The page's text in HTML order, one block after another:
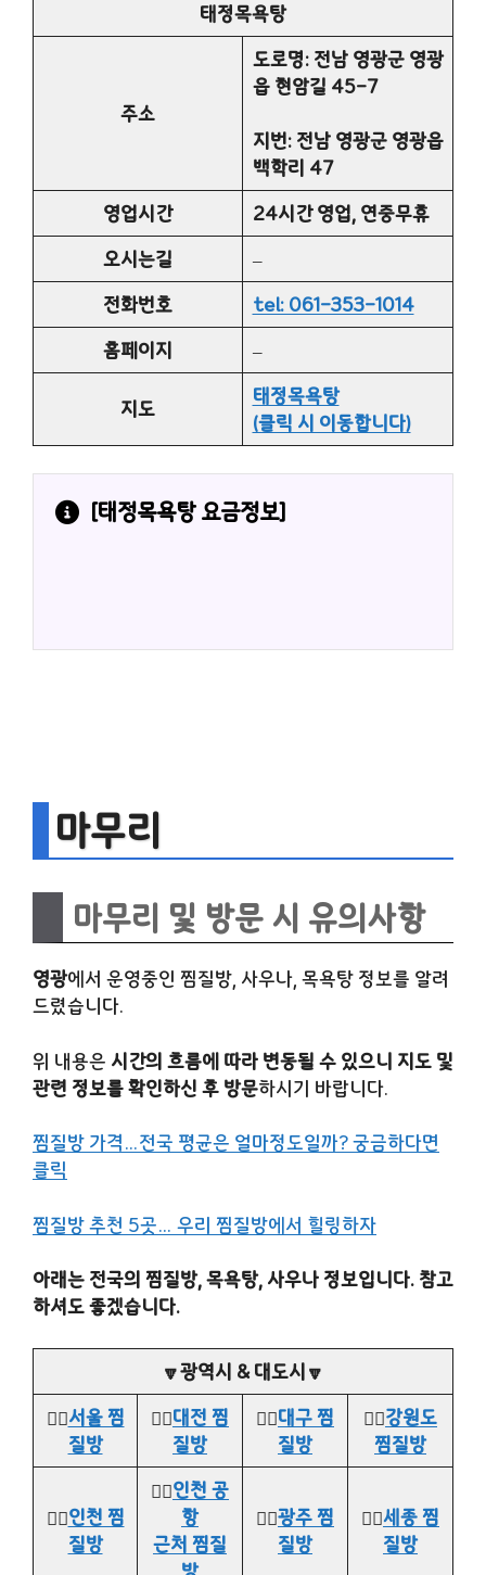
태정목욕탕
주소
도로명: 전남 영광군 영광
읍 현암길 45-7
지번: 전남 영광군 영광읍
백학리 47
영업시간
24시간 영업, 연중무휴
오시는길
–
전화번호
tel: 061-353-1014
홈페이지
–
지도
태정목욕탕
(클릭 시 이동합니다)
[태정목욕탕 요금정보]
마무리
마무리 및 방문 시 유의사항
영광에서 운영중인 찜질방, 사우나, 목욕탕 정보를 알려
드렸습니다.
위 내용은 시간의 흐름에 따라 변동될 수 있으니 지도 및
관련 정보를 확인하신 후 방문하시기 바랍니다.
찜질방 가격…전국 평균은 얼마정도일까? 궁금하다면
클릭
찜질방 추천 5곳… 우리 찜질방에서 힐링하자
아래는 전국의 찜질방, 목욕탕, 사우나 정보입니다. 참고
하셔도 좋겠습니다.
🔽광역시 & 대도시🔽
👉🏻서울 찜
질방
👉🏻대전 찜
질방
👉🏻대구 찜
질방
👉🏻강원도
찜질방
👉🏻인천 찜
질방
👉🏻인천 공
항
근처 찜질
👉🏻광주 찜
질방
👉🏻세종 찜
질방